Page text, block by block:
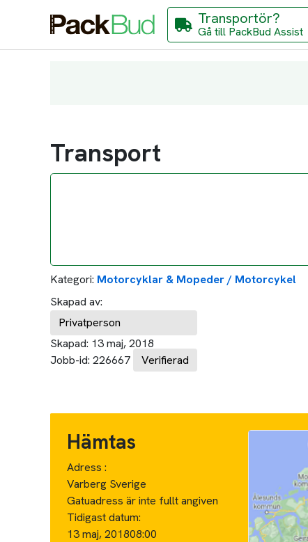
Transportör?
Gå till PackBud Assist
Transport
Kategori: Motorcyklar & Mopeder / Motorcykel
Skapad av:
Privatperson
Skapad: 13 maj, 2018
Jobb-id: 226667 Verifierad
Hämtas
Adress :
Varberg Sverige
Gatuadress är inte fullt angiven
Tidigast datum:
13 maj, 201808:00